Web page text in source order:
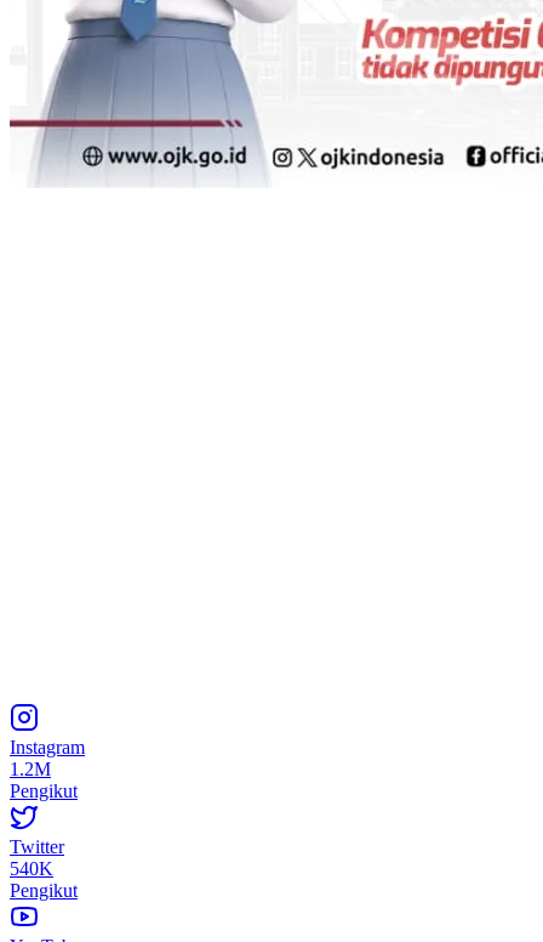
Instagram
1.2M
Pengikut
Twitter
540K
Pengikut